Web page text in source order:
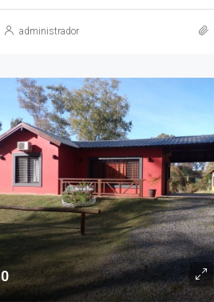
administrador
0